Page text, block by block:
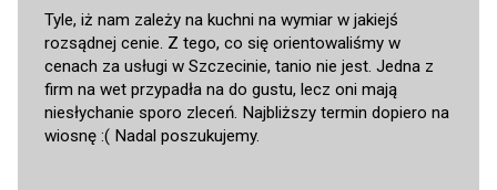
Tyle, iż nam zależy na kuchni na wymiar w jakiejś
rozsądnej cenie. Z tego, co się orientowaliśmy w
cenach za usługi w Szczecinie, tanio nie jest. Jedna z
firm na wet przypadła na do gustu, lecz oni mają
niesłychanie sporo zleceń. Najbliższy termin dopiero na
wiosnę :( Nadal poszukujemy.